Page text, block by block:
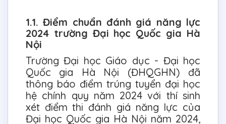
1.1. Điểm chuẩn đánh giá năng lực
2024 trường Đại học Quốc gia Hà
Nội
Trường Đại học Giáo dục - Đại học
Quốc gia Hà Nội (ĐHQGHN) đã
thông báo điểm trúng tuyển đại học
hệ chính quy năm 2024 với thí sinh
xét điểm thi đánh giá năng lực của
Đại học Quốc gia Hà Nội năm 2024,